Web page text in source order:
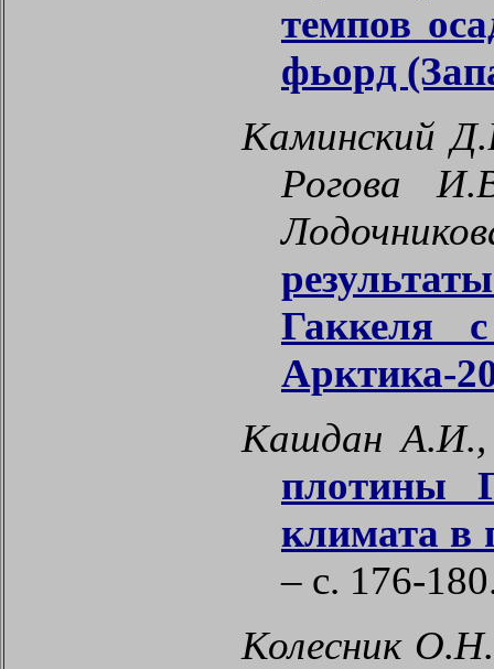
темпов
фьорд
Каминский
Рогова
Гаккеля
Арктика-
Кашдан
плотины
климата в
– с. 176-
Колесник